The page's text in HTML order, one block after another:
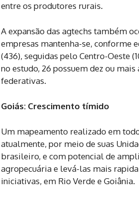
entre os produtores rurais.
A expansão das agtechs também
empresas mantenha-se, conforme
(436), seguidas pelo Centro-Oeste
no estudo, 26 possuem dez ou
federativas.
Goiás: Crescimento tímido
Um mapeamento realizado em
atualmente, por meio de suas
brasileiro, e com potencial de
agropecuária e levá-las mais
iniciativas, em Rio Verde e Goiânia.